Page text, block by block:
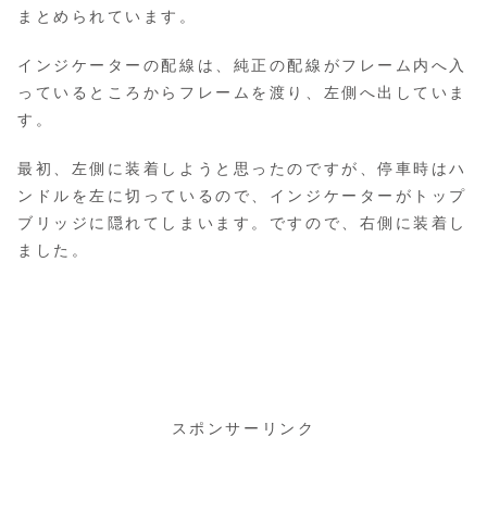
まとめられています。
インジケーターの配線は、純正の配線がフレーム内へ入
っているところからフレームを渡り、左側へ出していま
す。
最初、左側に装着しようと思ったのですが、停車時はハ
ンドルを左に切っているので、インジケーターがトップ
ブリッジに隠れてしまいます。ですので、右側に装着し
ました。
スポンサーリンク